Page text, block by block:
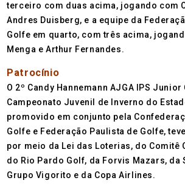
terceiro com duas acima, jogando com
Andres Duisberg, e a equipe da
Golfe em quarto, com três acima,
Menga e Arthur Fernandes.
Patrocínio
O 2º Candy Hannemann AJGA IPS
Campeonato Juvenil de Inverno do
promovido em conjunto pela
Golfe e Federação Paulista de Golfe,
por meio da Lei das Loterias, do Comitê
do Rio Pardo Golf, da Forvis Mazars, da
Grupo Vigorito e da Copa Airlines.